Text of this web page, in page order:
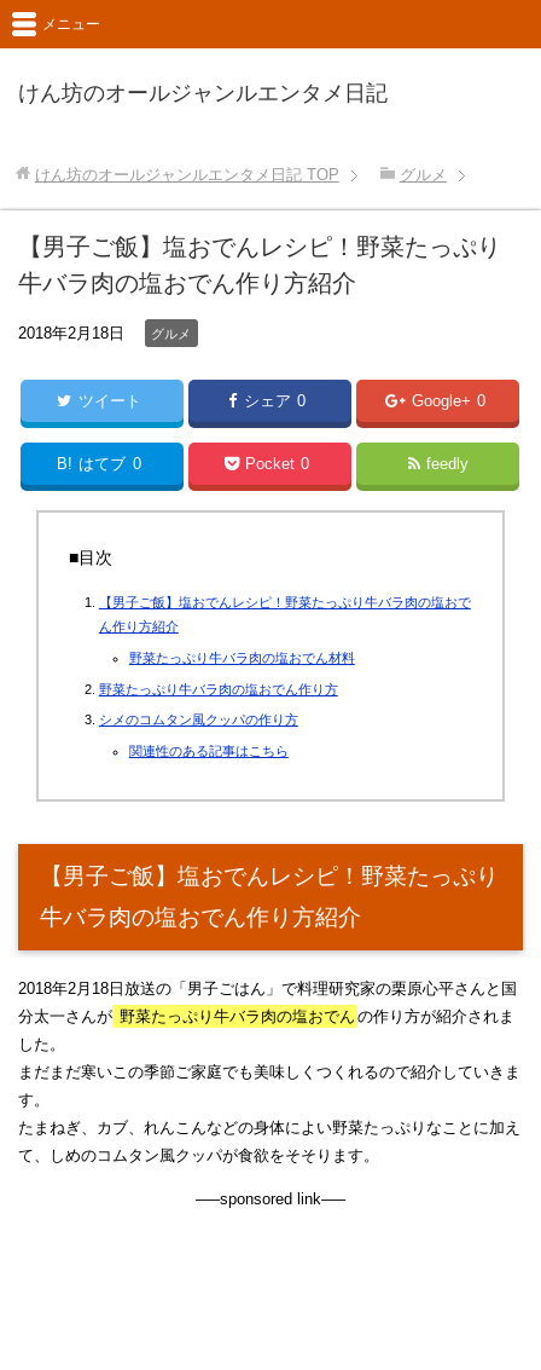
けん坊のオールジャンルエンタメ日記
メニュー
けん坊のオールジャンルエンタメ日記TOP グルメ
【男子ご飯】塩おでんレシピ！野菜たっぷり
牛バラ肉の塩おでん作り方紹介
2018年2月18日 グルメ
ツイート シェア 0 Google+ 0
B! はてブ 0 Pocket 0 feedly
■目次
【男子ご飯】塩おでんレシピ！野菜たっぷり牛バラ肉の塩おで
ん作り方紹介
野菜たっぷり牛バラ肉の塩おでん材料
野菜たっぷり牛バラ肉の塩おでん作り方
シメのコムタン風クッパの作り方
関連性のある記事はこちら
【男子ご飯】塩おでんレシピ！野菜たっぷり
牛バラ肉の塩おでん作り方紹介
2018年2月18日放送の「男子ごはん」で料理研究家の栗原心平さんと国
分太一さんが 野菜たっぷり牛バラ肉の塩おでん の作り方が紹介されま
した。
まだまだ寒いこの季節ご家庭でも美味しくつくれるので紹介していきま
す。
たまねぎ、カブ、れんこんなどの身体によい野菜たっぷりなことに加え
て、しめのコムタン風クッパが食欲をそそります。
—–sponsored link—–